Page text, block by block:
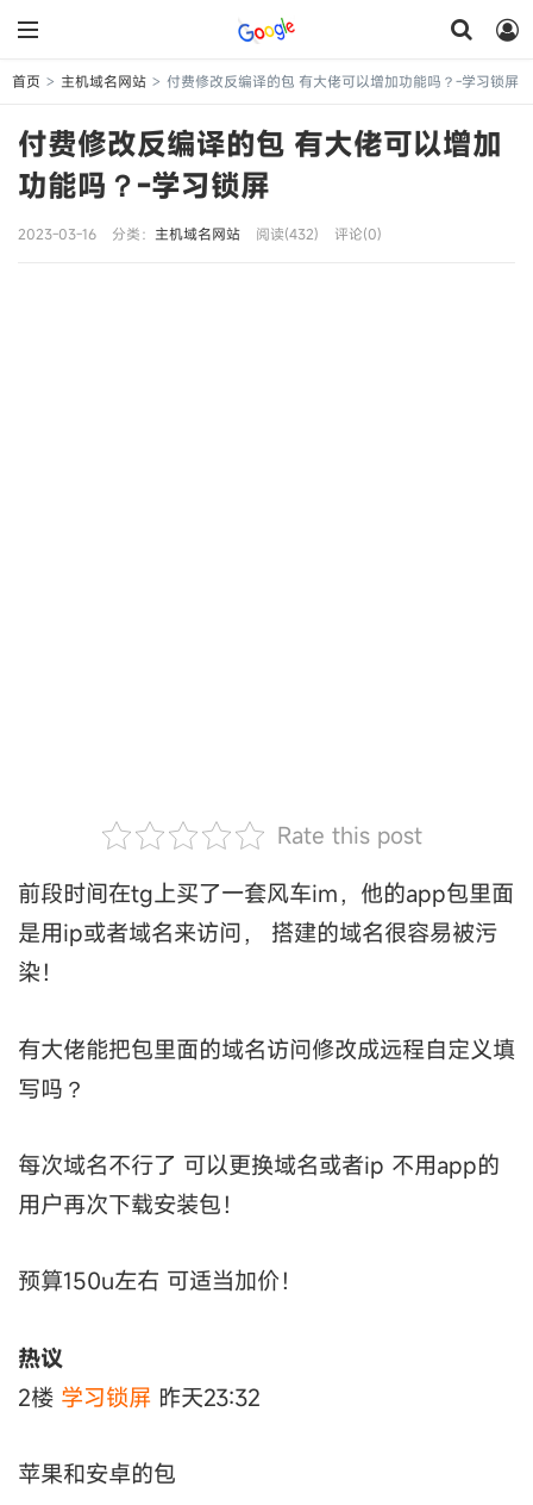
首页 > 主机域名网站 > 付费修改反编译的包 有大佬可以增加功能吗？-学习锁屏
付费修改反编译的包 有大佬可以增加
功能吗？-学习锁屏
2023-03-16 分类： 主机域名网站 阅读(432) 评论(0)
Rate this post
前段时间在tg上买了一套风车im，他的app包里面
是用ip或者域名来访问， 搭建的域名很容易被污
染！
有大佬能把包里面的域名访问修改成远程自定义填
写吗？
每次域名不行了 可以更换域名或者ip 不用app的
用户再次下载安装包！
预算150u左右 可适当加价！
热议
2楼 学习锁屏 昨天23:32
苹果和安卓的包